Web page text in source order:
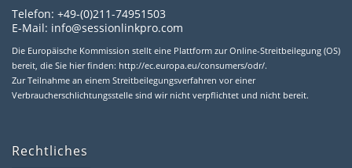
Telefon: +49-(0)211-74951503
E-Mail: info@sessionlinkpro.com
Die Europäische Kommission stellt eine Plattform zur Online-Streitbeilegung (OS)
bereit, die Sie hier finden: http://ec.europa.eu/consumers/odr/.
Zur Teilnahme an einem Streitbeilegungsverfahren vor einer
Verbraucherschlichtungsstelle sind wir nicht verpflichtet und nicht bereit.
Rechtliches